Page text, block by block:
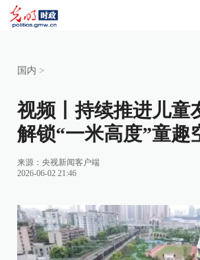
国内 >
视频丨持续推进儿童
解锁“一米高度”童趣
来源： 央视新闻客户端
2026-06-02 21:46